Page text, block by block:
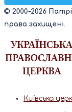
© 2000-2026
права захищені.
Київська